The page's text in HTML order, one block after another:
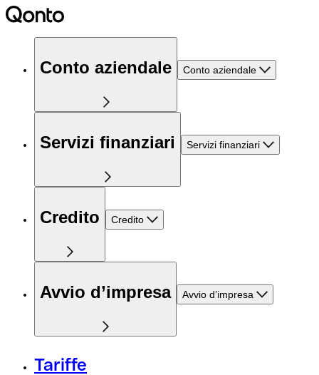
Conto aziendale Conto aziendale
Servizi finanziari Servizi finanziari
Credito Credito
Avvio d’impresa Avvio d’impresa
Tariffe